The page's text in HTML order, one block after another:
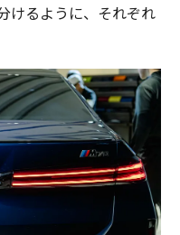
けるように、それぞれ